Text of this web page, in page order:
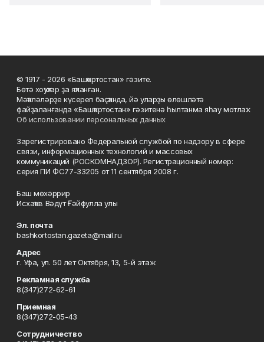
© 1917 - 2026 «Башҡортостан» гәзите.
Бөтә хоҡуҡтар ҙа яҡланған.
Мәҡәләләрҙе күсереп баҫҡанда, йә уларҙы өлөшләтә
файҙаланғанда «Башҡортостан» гәзитенә һылтанма яһау мотлаҡ.
Об использовании персональных данных
Зарегистрировано Федеральной службой по надзору в сфере
связи, информационных технологий и массовых
коммуникаций (РОСКОМНАДЗОР). Регистрационный номер:
серия ПИ ФС77-33205 от 11 сентября 2008 г.
Баш мөхәррир
Исхаҡов Вәдүт Ғәйфулла улы
Эл. почта
bashkortostan.gazeta@mail.ru
Адрес
г. Уфа, ул. 50 лет Октября, 13, 5-й этаж
Рекламная служба
8(347)272-62-61
Приемная
8(347)272-05-43
Сотрудничество